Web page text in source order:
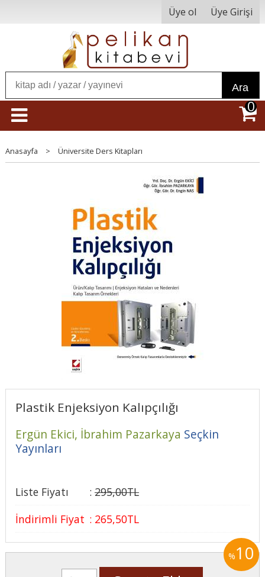
Üye ol Üye Girişi
Ara
0
Anasayfa > Üniversite Ders Kitapları
Plastik Enjeksiyon Kalıpçılığı
Ergün Ekici, İbrahim Pazarkaya Seçkin
Yayınları
Liste Fiyatı : 295,00TL
İndirimli Fiyat : 265,50TL
%10